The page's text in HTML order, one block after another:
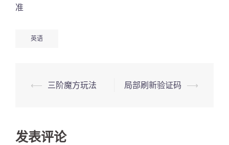
准
英语
Post
⟵ 三阶魔方玩法 局部刷新验证码 ⟶
发表评论